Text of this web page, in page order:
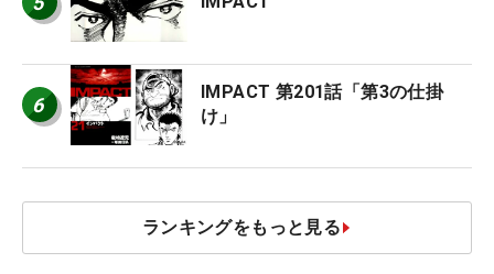
6
IMPACT 第201話「第3の仕掛
け」
ランキングをもっと見る